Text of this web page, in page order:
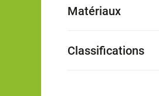
Matériaux
Classifications